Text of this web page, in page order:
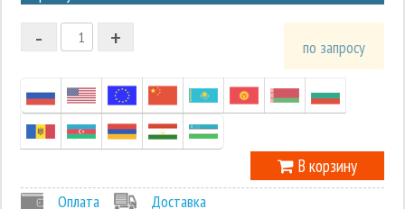
1
-1
+
- по запросу
В корзину
Оплата
Доставка